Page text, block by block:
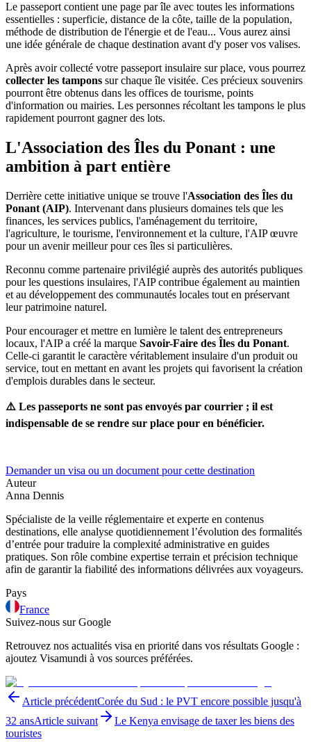
Le passeport contient une page par île avec toutes les informations
essentielles : superficie, distance de la côte, taille de la population,
méthode de distribution de l'énergie et de l'eau... Vous aurez ainsi
une idée générale de chaque destination avant d'y poser vos valises.
Après avoir collecté votre passeport insulaire sur place, vous pourrez
collecter les tampons sur chaque île visitée. Ces précieux souvenirs
pourront être obtenus dans les offices de tourisme, points
d'information ou mairies. Les personnes récoltant les tampons le plus
rapidement pourront gagner des lots.
L'Association des Îles du Ponant : une
ambition à part entière
Derrière cette initiative unique se trouve l'Association des Îles du
Ponant (AIP). Intervenant dans plusieurs domaines tels que les
finances, les services publics, l'aménagement du territoire,
l'agriculture, le tourisme, l'environnement et la culture, l'AIP œuvre
pour un avenir meilleur pour ces îles si particulières.
Reconnu comme partenaire privilégié auprès des autorités publiques
pour les questions insulaires, l'AIP contribue également au maintien
et au développement des communautés locales tout en préservant
leur patrimoine naturel.
Pour encourager et mettre en lumière le talent des entrepreneurs
locaux, l'AIP a créé la marque Savoir-Faire des Îles du Ponant.
Celle-ci garantit le caractère véritablement insulaire d'un produit ou
service, tout en mettant en avant les projets qui favorisent la création
d'emplois durables dans le secteur.
⚠️ Les passeports ne sont pas envoyés par courrier ; il est
indispensable de se rendre sur place pour en bénéficier.
Demander un visa ou un document pour cette destination
Auteur
Anna Dennis
Spécialiste de la veille réglementaire et experte en contenus
destinations, elle analyse quotidiennement l’évolution des formalités
d’entrée pour traduire la complexité administrative en guides
pratiques. Son rôle combine expertise terrain et précision technique
afin de garantir la fiabilité des informations délivrées aux voyageurs.
Pays
France
Suivez-nous sur Google
Retrouvez nos actualités visa en priorité dans vos résultats Google :
ajoutez Visamundi à vos sources préférées.
Article précédentCorée du Sud : le PVT encore possible jusqu'à
32 ansArticle suivant
Le Kenya envisage de taxer les biens des
touristes